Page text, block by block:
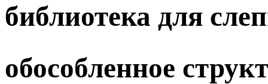
библиотека для
обособленное